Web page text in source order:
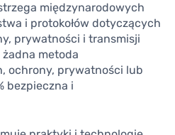
międzynarodowych
i protokołów dotyczących
prywatności i transmisji
metoda
ochrony, prywatności lub
bezpieczna i